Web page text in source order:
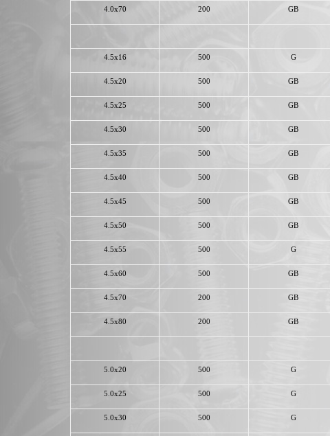
4.0x70 200 GB
4.5x16 500 G
4.5x20 500 GB
4.5x25 500 GB
4.5x30 500 GB
4.5x35 500 GB
4.5x40 500 GB
4.5x45 500 GB
4.5x50 500 GB
4.5x55 500 G
4.5x60 500 GB
4.5x70 200 GB
4.5x80 200 GB
5.0x20 500 G
5.0x25 500 G
5.0x30 500 G